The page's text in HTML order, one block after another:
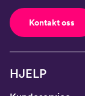
Kontakt oss
HJELP